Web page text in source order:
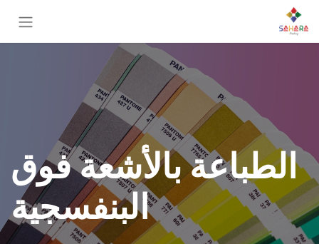
الطباعة بالأشعة فوق
البنفسجية